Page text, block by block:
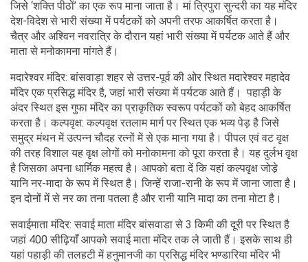
जिसे ‘शक्ति पीठों’ का एक रूप माना जाता है। मां त्रिपुरा सुन्दरी का यह मंदिर
देश-विदेश से भारी संख्या में पर्यटकों को अपनी तरफ आकर्षित करता है।
चैत्र और अश्विन नवरात्रि के दौरान यहां भारी संख्या में पर्यटक आते हैं और
माता से मनोकामना मांगते हैं।
मदारेश्वर मंदिर: बांसवाड़ा शहर से उत्तर-पूर्व की ओर स्थित मदारेश्वर महादेव
मंदिर एक प्रसिद्ध मंदिर है, जहां भारी संख्या में पर्यटक आते हैं। पहाड़ी के
अंदर स्थित इस गुफा मंदिर का प्राकृतिक स्वरूप पर्यटकों को बेहद आकर्षित
करता है। कल्पवृक्ष: कल्पवृक्ष रतलाम मार्ग पर स्थित एक भव्य पेड़ है जिसे
समुद्र मंथन में उत्पन्न चौदह रत्नों में से एक माना गया है। पीपल एवं वट वृक्ष
की तरह विशाल यह वृक्ष लोगों को मनोकामना को पूरा करता है। यह दुर्लभ वृक्ष
है जिसका अपना धार्मिक महत्व है। आपको बता दें कि यहां कल्पवृक्ष जोडे़
यानि नर-मादा के रूप में स्थित है। जिन्हें राजा-रानी के रूप में जाना जाता है।
इन दोनों में से नर का तना पतला है और रानी यानि मादा का तना मोटा है।
सवाईमाता मंदिर: सवाई माता मंदिर बांसवाडा से 3 किमी की दूरी पर स्थित है
जहां 400 सीढ़ियाँ आपको सवाई माता मंदिर तक ले जाती हैं। इसके साथ ही
यहां पहाड़ी की तलहटी में हनुमानजी का प्रसिद्ध मंदिर भण्डारिया मंदिर भी